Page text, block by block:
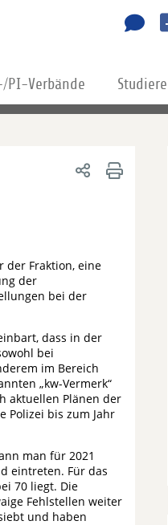
PI-Verbände
der Fraktion, eine
der
bei der
dass in der
bei
im Bereich
„kw-Vermerk“
aktuellen Plänen der
Polizei bis zum Jahr
man für 2021
eintreten. Für das
70 liegt. Die
Fehlstellen weiter
und haben